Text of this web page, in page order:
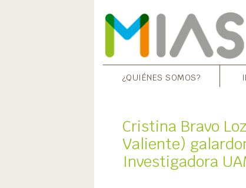
¿QUIÉNES SOMOS?
Cristina Bravo
Valiente)
Investigadora